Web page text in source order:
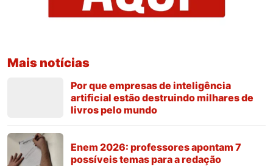
Mais notícias
Por que empresas de inteligência
artificial estão destruindo milhares de
livros pelo mundo
Enem 2026: professores apontam 7
possíveis temas para a redação